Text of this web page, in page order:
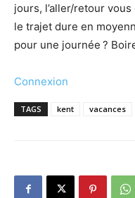
jours, l’aller/retour
le trajet dure en
pour une journée ?
Connexion
TAGS kent vacances